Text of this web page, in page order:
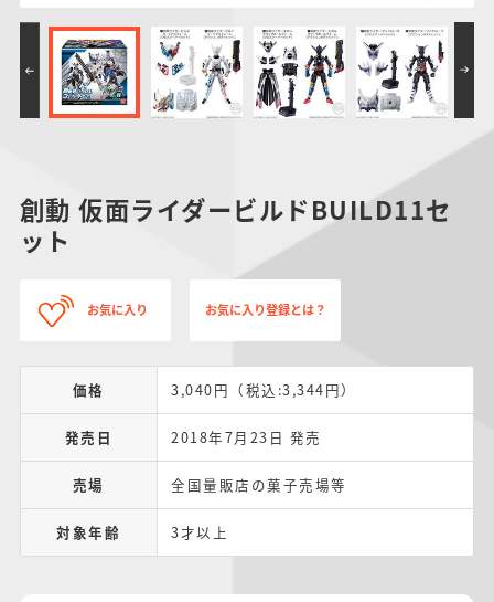
PROJECT R.E.D.・
スーパー戦隊シリー
ズ
ポケットモンスター
サンリオキャラクタ
ーズ
つりグミ SMPシリーズ キャラデコ
創動 仮面ライダービルドBUILD11セ
ット
お気に入り お気に入り登録とは？
価格 3,040円（税込:3,344円）
発売日 2018年7月23日 発売
売場 全国量販店の菓子売場等
対象年齢 3才以上